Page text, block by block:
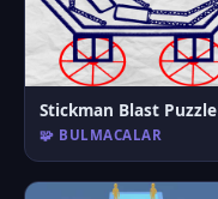
Stickman Blast Puzzle
🧩 BULMACALAR